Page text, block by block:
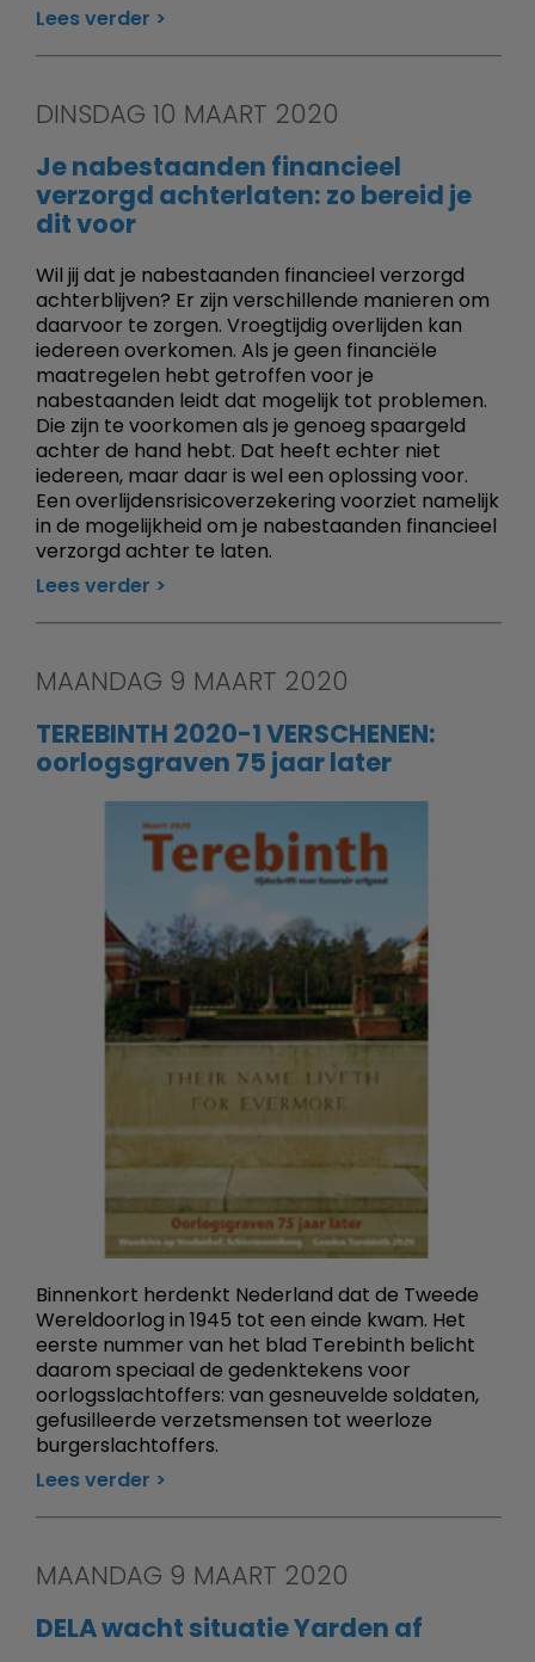
Lees verder
DINSDAG 10 MAART 2020
Je nabestaanden financieel
verzorgd achterlaten: zo bereid je
dit voor
Wil jij dat je nabestaanden financieel verzorgd
achterblijven? Er zijn verschillende manieren om
daarvoor te zorgen. Vroegtijdig overlijden kan
iedereen overkomen. Als je geen financiële
maatregelen hebt getroffen voor je
nabestaanden leidt dat mogelijk tot problemen.
Die zijn te voorkomen als je genoeg spaargeld
achter de hand hebt. Dat heeft echter niet
iedereen, maar daar is wel een oplossing voor.
Een overlijdensrisicoverzekering voorziet namelijk
in de mogelijkheid om je nabestaanden financieel
verzorgd achter te laten.
Lees verder
MAANDAG 9 MAART 2020
TEREBINTH 2020-1 VERSCHENEN:
oorlogsgraven 75 jaar later
Binnenkort herdenkt Nederland dat de Tweede
Wereldoorlog in 1945 tot een einde kwam. Het
eerste nummer van het blad Terebinth belicht
daarom speciaal de gedenktekens voor
oorlogsslachtoffers: van gesneuvelde soldaten,
gefusilleerde verzetsmensen tot weerloze
burgerslachtoffers.
Lees verder
MAANDAG 9 MAART 2020
DELA wacht situatie Yarden af